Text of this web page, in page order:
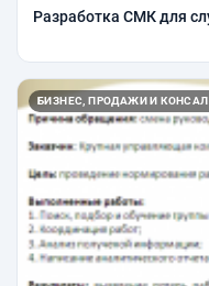
Разработка СМК для
БИЗНЕС, ПРОДАЖИ И